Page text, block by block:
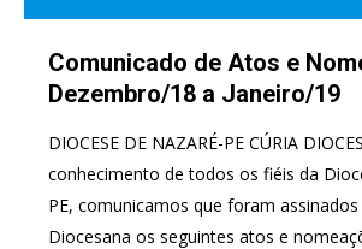
Comunicado de Atos e
Dezembro/18 a Janeiro/19
DIOCESE DE NAZARÉ-PE CÚRIA
conhecimento de todos os fiéis da
PE, comunicamos que foram assinados
Diocesana os seguintes atos e